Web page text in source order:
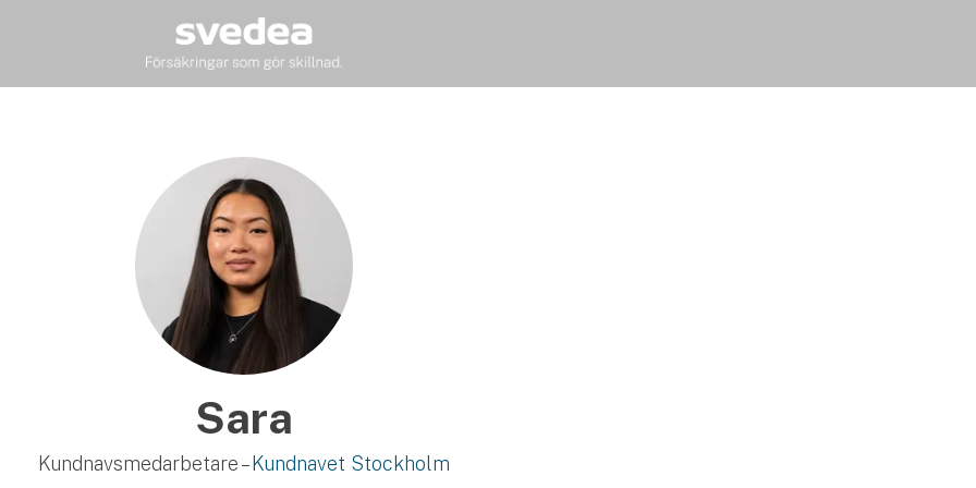
Sara
Kundnavsmedarbetare – Kundnavet Stockholm